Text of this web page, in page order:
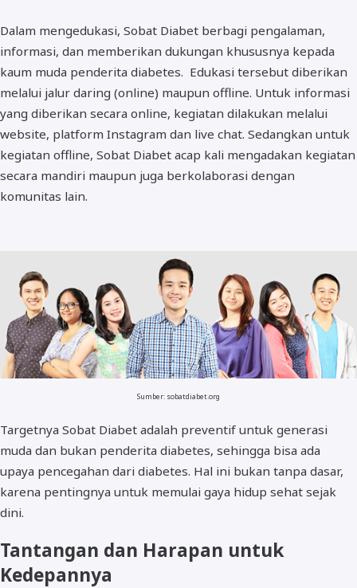
Dalam mengedukasi, Sobat Diabet berbagi pengalaman,
informasi, dan memberikan dukungan khususnya kepada
kaum muda penderita diabetes. Edukasi tersebut diberikan
melalui jalur daring (online) maupun offline. Untuk informasi
yang diberikan secara online, kegiatan dilakukan melalui
website, platform Instagram dan live chat. Sedangkan untuk
kegiatan offline, Sobat Diabet acap kali mengadakan kegiatan
secara mandiri maupun juga berkolaborasi dengan
komunitas lain.
Sumber: sobatdiabet.org
Targetnya Sobat Diabet adalah preventif untuk generasi
muda dan bukan penderita diabetes, sehingga bisa ada
upaya pencegahan dari diabetes. Hal ini bukan tanpa dasar,
karena pentingnya untuk memulai gaya hidup sehat sejak
dini.
Tantangan dan Harapan untuk
Kedepannya